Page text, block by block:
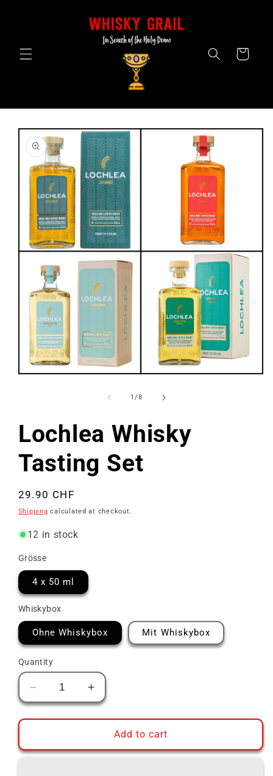
Cart
Skip to
product
information
1/of
8
Lochlea Whisky
Tasting Set
Regular
price
29.90 CHF
Shipping calculated at checkout.
12 in stock
Grösse
4 x 50 ml
Whiskybox
Ohne Whiskybox Mit Whiskybox
Quantity
Decrease
quantity
for
Whisky
Increase
quantity
for
Lochlea
Whisky
Add to cart